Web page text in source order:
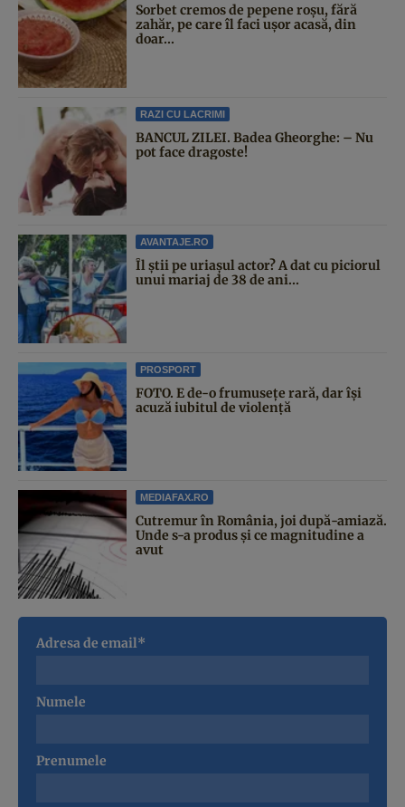
Sorbet cremos de pepene roșu, fără
zahăr, pe care îl faci ușor acasă, din
doar...
RAZI CU LACRIMI
BANCUL ZILEI. Badea Gheorghe: – Nu
pot face dragoste!
AVANTAJE.RO
Îl știi pe uriașul actor? A dat cu piciorul
unui mariaj de 38 de ani...
PROSPORT
FOTO. E de-o frumusețe rară, dar își
acuză iubitul de violență
MEDIAFAX.RO
Cutremur în România, joi după-amiază.
Unde s-a produs și ce magnitudine a
avut
Adresa de email*
Numele
Prenumele